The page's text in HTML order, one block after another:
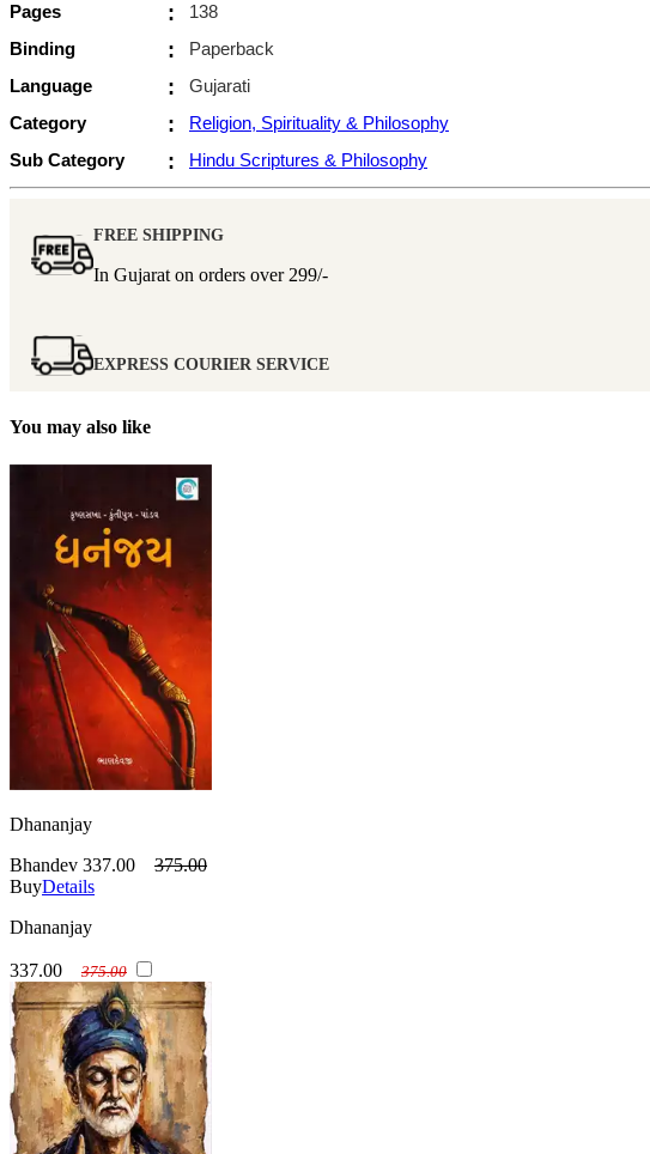
Pages
:
138
Binding
:
Paperback
Language
:
Gujarati
Category
:
Religion, Spirituality & Philosophy
Sub Category
: Hindu Scriptures & Philosophy
FREE SHIPPING
In Gujarat on orders over 299/-
EXPRESS COURIER SERVICE
You may also like
Dhananjay
Bhandev 337.00
375.00
BuyDetails
Dhananjay
337.00 375.00